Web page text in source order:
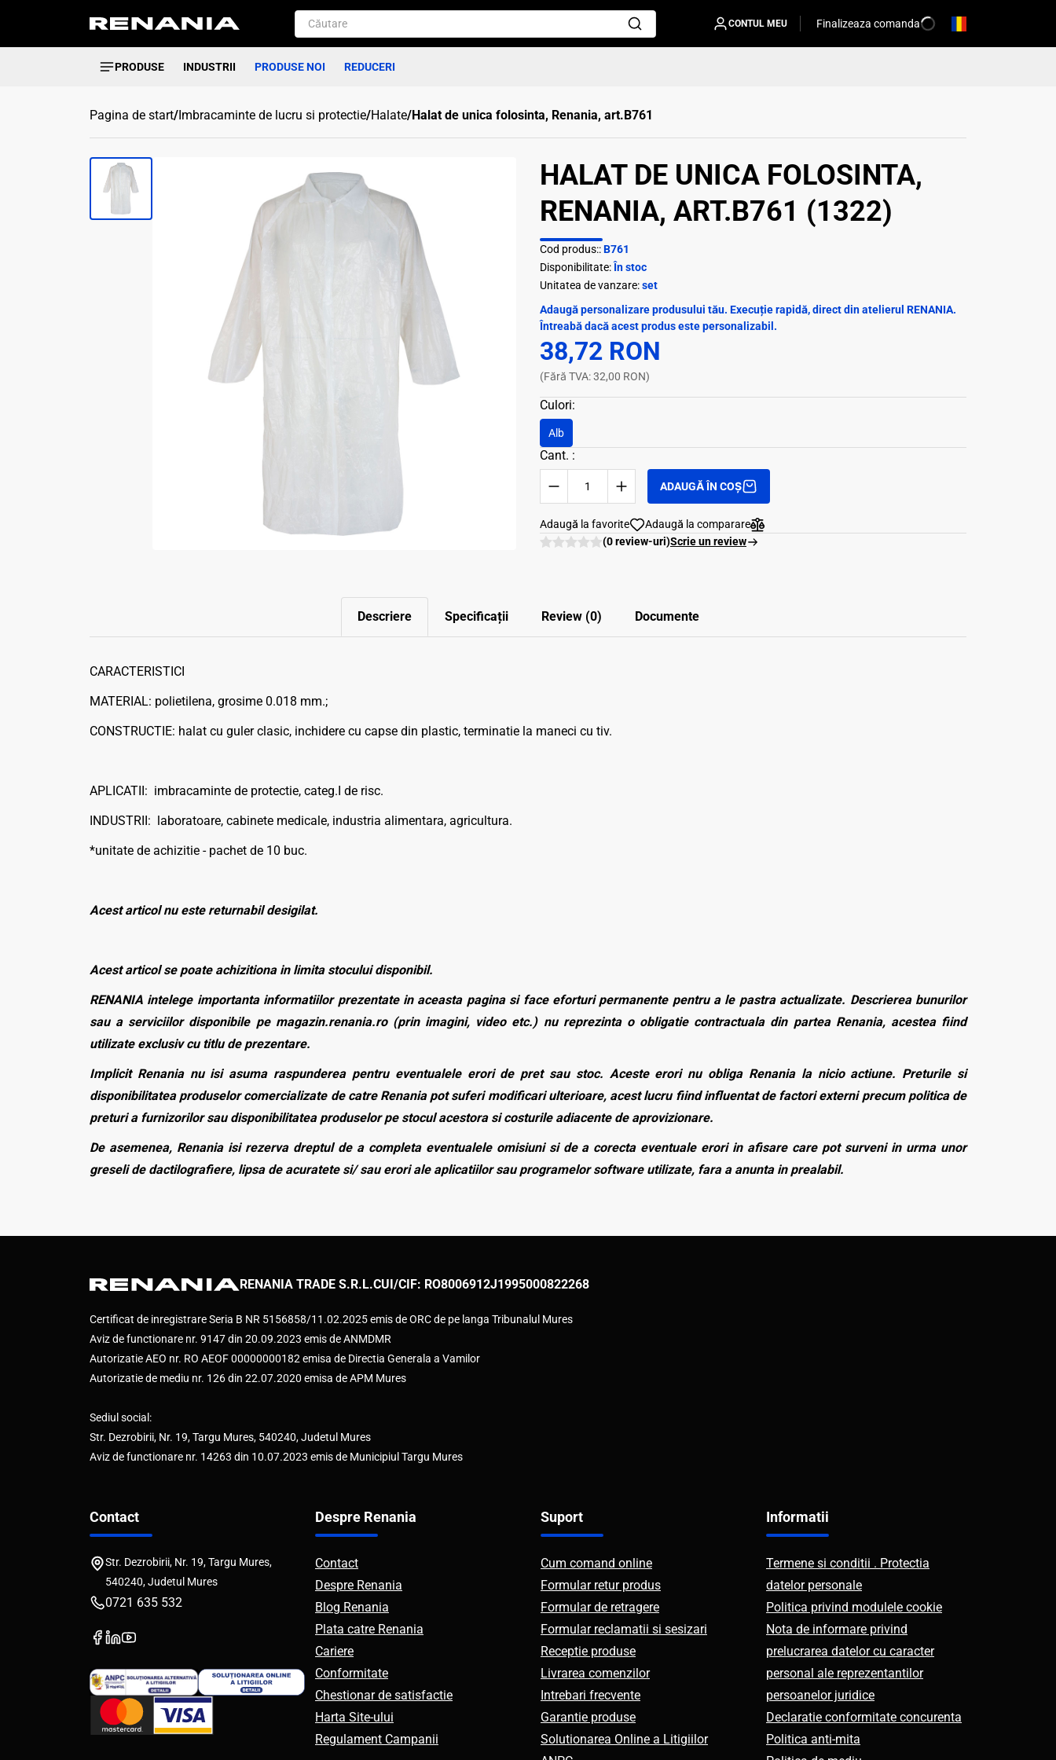
CONTUL MEU Finalizeaza comanda
PRODUSE INDUSTRII PRODUSE NOI REDUCERI
Pagina de start/Imbracaminte de lucru si protectie/Halate/Halat de unica folosinta, Renania, art.B761
HALAT DE UNICA FOLOSINTA,
RENANIA, ART.B761 (1322)
Cod produs::B761
Disponibilitate: În stoc
Unitatea de vanzare:set
Adaugă personalizare produsului tău. Execuție rapidă, direct din atelierul RENANIA.
Întreabă dacă acest produs este personalizabil.
38,72 RON
(Fără TVA: 32,00 RON)
Culori:
Alb
Cant. :
ADAUGĂ ÎN COȘ
Adaugă la favorite
Adaugă la comparare
(0 review-uri)Scrie un review
Descriere Specificații Review (0) Documente
CARACTERISTICI
MATERIAL: polietilena, grosime 0.018 mm.;
CONSTRUCTIE: halat cu guler clasic, inchidere cu capse din plastic, terminatie la maneci cu tiv.
APLICATII: imbracaminte de protectie, categ.I de risc.
INDUSTRII: laboratoare, cabinete medicale, industria alimentara, agricultura.
*unitate de achizitie - pachet de 10 buc.
Acest articol nu este returnabil desigilat.
Acest articol se poate achizitiona in limita stocului disponibil.
RENANIA intelege importanta informatiilor prezentate in aceasta pagina si face eforturi permanente pentru a le pastra actualizate. Descrierea bunurilor
sau a serviciilor disponibile pe magazin.renania.ro (prin imagini, video etc.) nu reprezinta o obligatie contractuala din partea Renania, acestea fiind
utilizate exclusiv cu titlu de prezentare.
Implicit Renania nu isi asuma raspunderea pentru eventualele erori de pret sau stoc. Aceste erori nu obliga Renania la nicio actiune. Preturile si
disponibilitatea produselor comercializate de catre Renania pot suferi modificari ulterioare, acest lucru fiind influentat de factori externi precum politica de
preturi a furnizorilor sau disponibilitatea produselor pe stocul acestora si costurile adiacente de aprovizionare.
De asemenea, Renania isi rezerva dreptul de a completa eventualele omisiuni si de a corecta eventuale erori in afisare care pot surveni in urma unor
greseli de dactilografiere, lipsa de acuratete si/ sau erori ale aplicatiilor sau programelor software utilizate, fara a anunta in prealabil.
RENANIA TRADE S.R.L.CUI/CIF: RO8006912J1995000822268
Certificat de inregistrare Seria B NR 5156858/11.02.2025 emis de ORC de pe langa Tribunalul Mures
Aviz de functionare nr. 9147 din 20.09.2023 emis de ANMDMR
Autorizatie AEO nr. RO AEOF 00000000182 emisa de Directia Generala a Vamilor
Autorizatie de mediu nr. 126 din 22.07.2020 emisa de APM Mures
Sediul social:
Str. Dezrobirii, Nr. 19, Targu Mures, 540240, Judetul Mures
Aviz de functionare nr. 14263 din 10.07.2023 emis de Municipiul Targu Mures
Contact
Str. Dezrobirii, Nr. 19, Targu Mures,
540240, Judetul Mures
0721 635 532
Despre Renania
Contact
Despre Renania
Blog Renania
Plata catre Renania
Cariere
Conformitate
Chestionar de satisfactie
Harta Site-ului
Regulament Campanii
Suport
Cum comand online
Formular retur produs
Formular de retragere
Formular reclamatii si sesizari
Receptie produse
Livrarea comenzilor
Intrebari frecvente
Garantie produse
Solutionarea Online a Litigiilor
Informatii
Termene si conditii . Protectia
datelor personale
Politica privind modulele cookie
Nota de informare privind
prelucrarea datelor cu caracter
personal ale reprezentantilor
persoanelor juridice
Declaratie conformitate concurenta
Politica anti-mita